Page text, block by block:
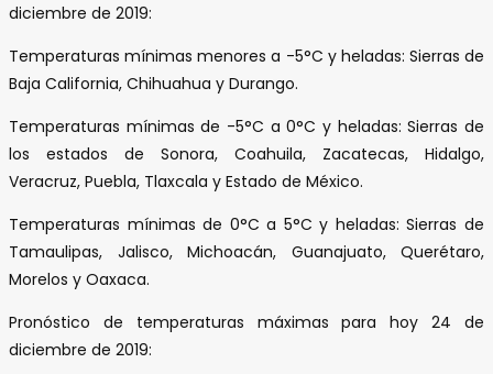
diciembre de 2019:
Temperaturas mínimas menores a -5°C y heladas: Sierras de
Baja California, Chihuahua y Durango.
Temperaturas mínimas de -5°C a 0°C y heladas: Sierras de
los estados de Sonora, Coahuila, Zacatecas, Hidalgo,
Veracruz, Puebla, Tlaxcala y Estado de México.
Temperaturas mínimas de 0°C a 5°C y heladas: Sierras de
Tamaulipas, Jalisco, Michoacán, Guanajuato, Querétaro,
Morelos y Oaxaca.
Pronóstico de temperaturas máximas para hoy 24 de
diciembre de 2019: